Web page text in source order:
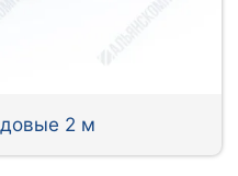
2 м